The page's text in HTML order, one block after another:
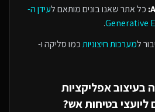
כל אתר שאנו בונים מותאם לעידן ה-
Generative
.
למערכות חיצוניותכמו סליקה ו-
בעיצוב אפליקציות
ליועצי בטיחות אש?